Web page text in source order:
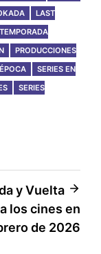
LAST
PRODUCCIONES
SERIES EN
SERIES
y Vuelta
los cines en
de 2026